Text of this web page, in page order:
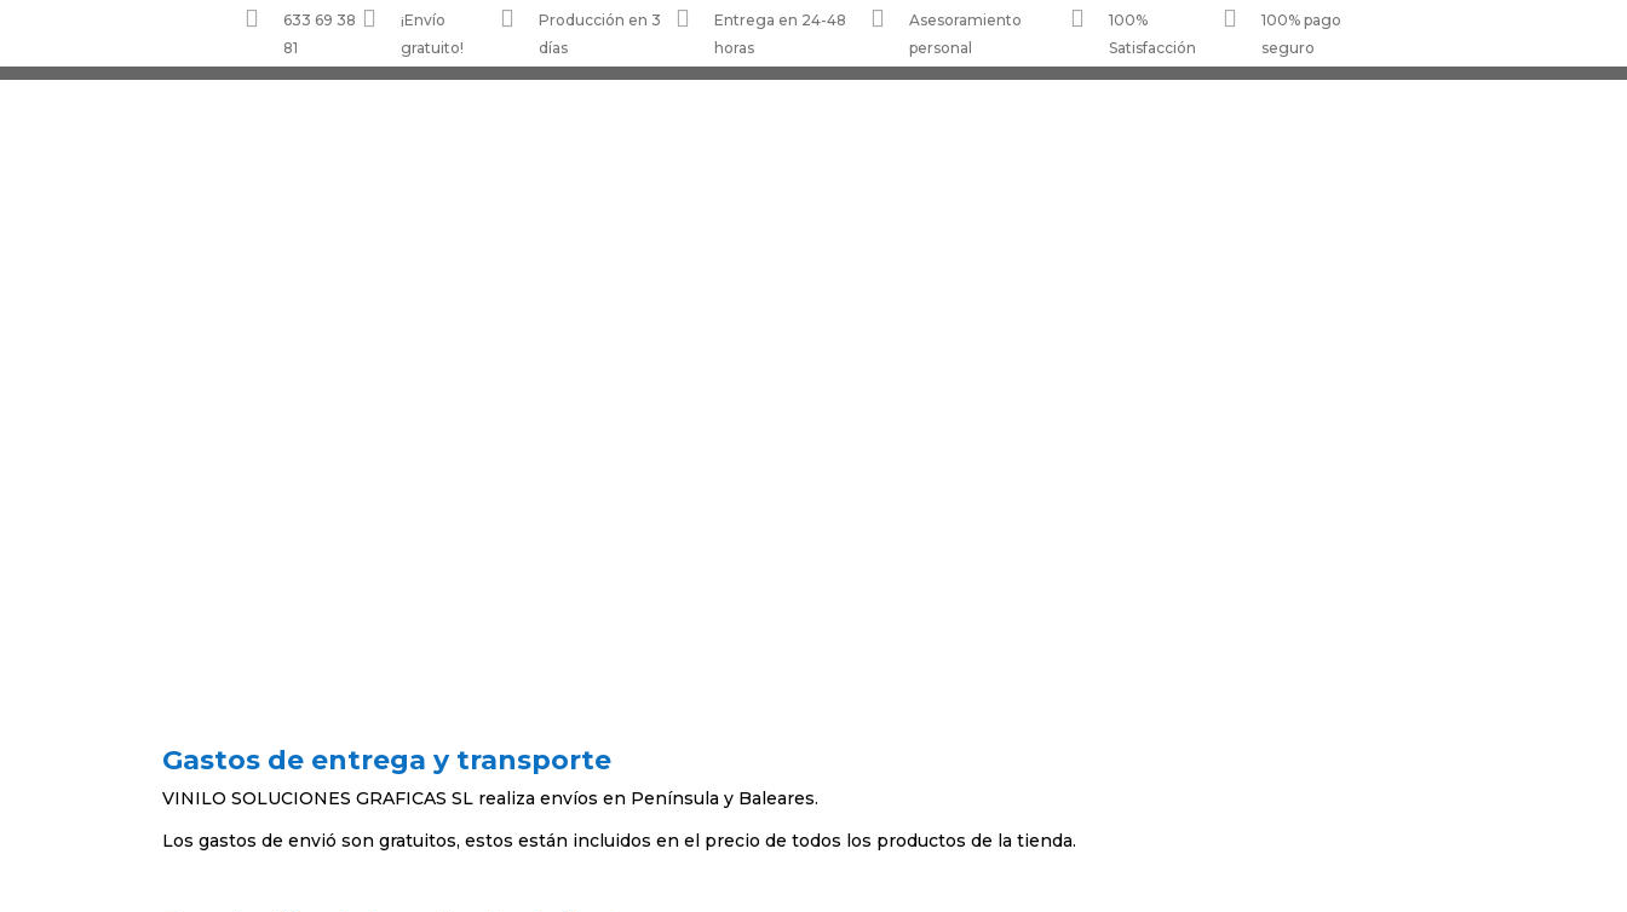

633 69 38
81

¡Envío
gratuito!

Producción en 3
días

Entrega en 24-48
horas

Asesoramiento
personal

100%
Satisfacción

100% pago
seguro
Gastos de entrega y transporte
VINILO SOLUCIONES GRAFICAS SL realiza envíos en Península y Baleares.
Los gastos de envió son gratuitos, estos están incluidos en el precio de todos los productos de la tienda.